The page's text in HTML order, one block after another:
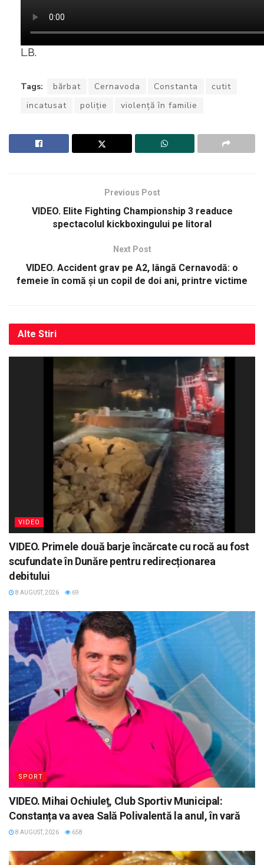
L.B.
Tags: bărbat Cernavoda Constanta
cutit
incatusat
poliție violență în familie
Previous Post
VIDEO. Elite Fighting Championship 3 readuce
spectacolul kickboxingului pe litoral
Next Post
VIDEO. Accident grav pe A2, lângă Cernavodă: o
femeie în comă și un copil de doi ani, printre victime
Alte Stiri
VIDEO
VIDEO. Primele două barje încărcate cu rocă au fost
scufundate în Dunăre pentru redirecționarea
debitului
8 AUGUST, 2026 69
SPORT
VIDEO. Mihai Ochiuleț, Club Sportiv Municipal:
Constanța va avea Sală Polivalentă la anul, în vară
8 AUGUST, 2026 658